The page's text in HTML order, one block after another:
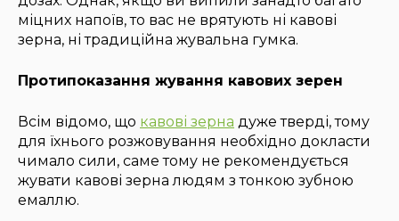
міцних напоїв, то вас не врятують ні кавові
зерна, ні традиційна жувальна гумка.
Протипоказання жування кавових зерен
Всім відомо, що кавові зерна дуже тверді, тому
для їхнього розжовування необхідно докласти
чимало сили, саме тому не рекомендується
жувати кавові зерна людям з тонкою зубною
емаллю.